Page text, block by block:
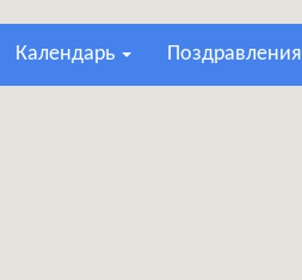
календарь поздравления